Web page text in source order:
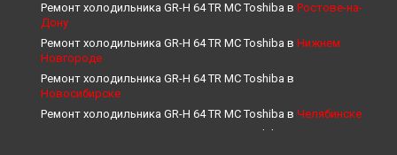
Ремонт холодильника GR-H 64 TR MC Toshiba в Ростове-на-
Дону
Ремонт холодильника GR-H 64 TR MC Toshiba в Нижнем
Новгороде
Ремонт холодильника GR-H 64 TR MC Toshiba в
Новосибирске
Ремонт холодильника GR-H 64 TR MC Toshiba в Челябинске
Ремонт холодильника GR-H 64 TR MC Toshiba в